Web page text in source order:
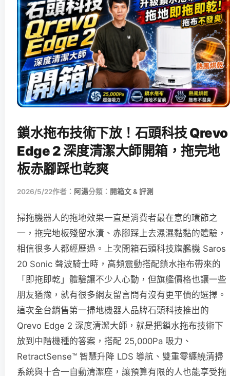
鎖水拖布技術下放！石頭科技 Qrevo
Edge 2 深度清潔大師開箱，拖完地
板赤腳踩也乾爽
2026/5/22作者： 阿湯分類： 開箱文 & 評測
掃拖機器人的拖地效果一直是消費者最在意的環節之
一，拖完地板殘留水漬、赤腳踩上去濕濕黏黏的體驗，
相信很多人都經歷過。上次開箱石頭科技旗艦機 Saros
20 Sonic 聲波騎士時，高頻震動搭配鎖水拖布帶來的
「即拖即乾」體驗讓不少人心動，但旗艦價格也讓一些
朋友猶豫，就有很多網友留言問有沒有更平價的選擇。
這次全台銷售第一掃地機器人品牌石頭科技推出的
Qrevo Edge 2 深度清潔大師，就是把鎖水拖布技術下
放到中階機種的答案，搭配 25,000Pa 吸力、
RetractSense™ 智慧升降 LDS 導航、雙重零纏繞清掃
系統與十合一自動清潔座，讓預算有限的人也能享受拖